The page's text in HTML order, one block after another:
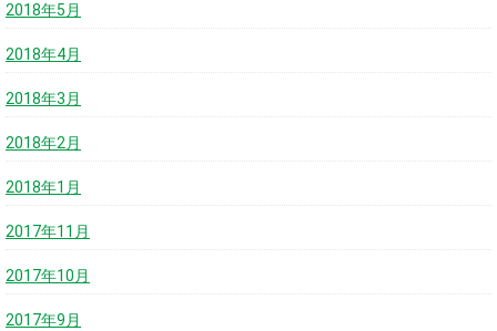
2018年5月
2018年4月
2018年3月
2018年2月
2018年1月
2017年11月
2017年10月
2017年9月